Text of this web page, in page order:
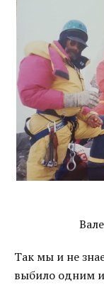
Так мы и не
выбило одним